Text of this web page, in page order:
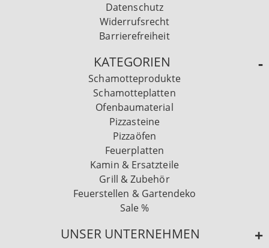
Datenschutz
Widerrufsrecht
Barrierefreiheit
KATEGORIEN
Schamotteprodukte
Schamotteplatten
Ofenbaumaterial
Pizzasteine
Pizzaöfen
Feuerplatten
Kamin & Ersatzteile
Grill & Zubehör
Feuerstellen & Gartendeko
Sale %
UNSER UNTERNEHMEN